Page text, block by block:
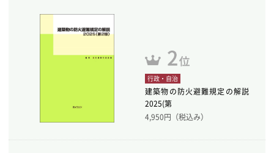
行政・自治
建築物の防火避難規定の解説
2025(第
4,950円（税込み）